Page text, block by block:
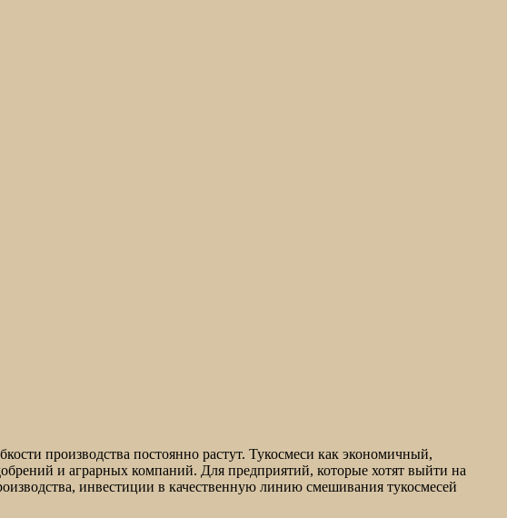
производства постоянно растут. Тукосмеси как экономичный,
и аграрных компаний. Для предприятий, которые хотят выйти на
инвестиции в качественную линию смешивания тукосмесей